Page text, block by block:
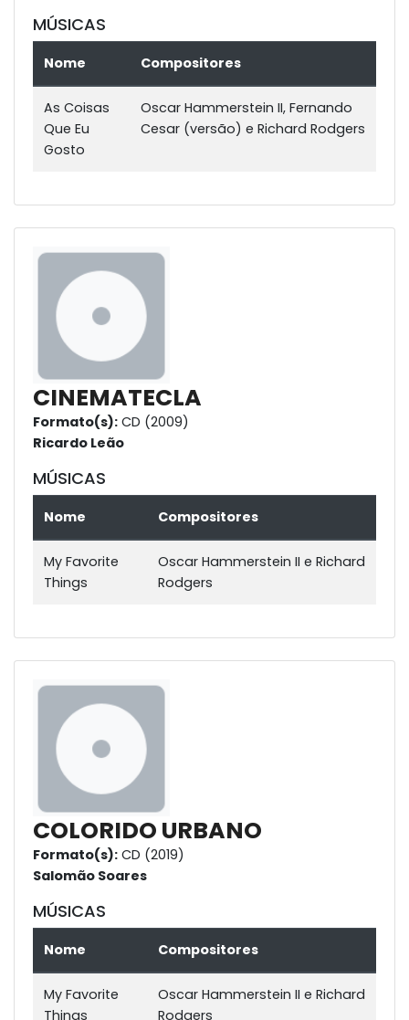
MÚSICAS
Nome Compositores
As Coisas
Que Eu
Gosto
Oscar Hammerstein II, Fernando
Cesar (versão) e Richard Rodgers
CINEMATECLA
Formato(s): CD (2009)
Ricardo Leão
MÚSICAS
Nome Compositores
My Favorite
Things
Oscar Hammerstein II e Richard
Rodgers
COLORIDO URBANO
Formato(s): CD (2019)
Salomão Soares
MÚSICAS
Nome Compositores
My Favorite
Things
Oscar Hammerstein II e Richard
Rodgers